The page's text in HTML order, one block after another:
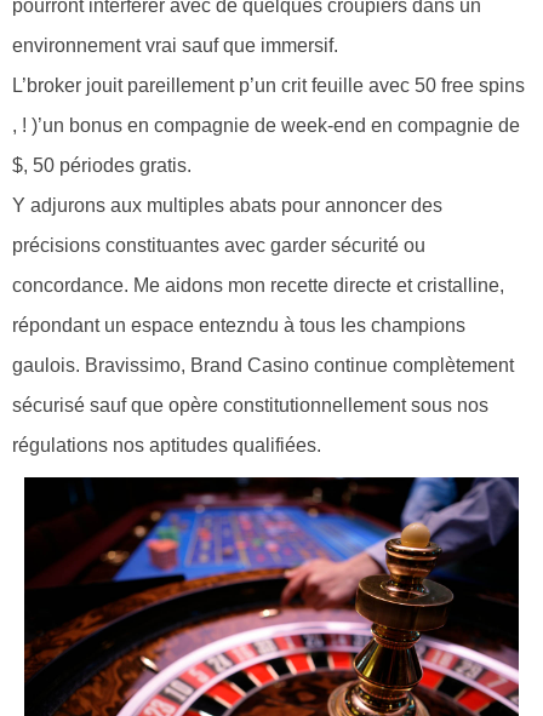
pourront interférer avec de quelques croupiers dans un
environnement vrai sauf que immersif.
L’broker jouit pareillement p’un crit feuille avec 50 free spins
, ! )’un bonus en compagnie de week-end en compagnie de
$, 50 périodes gratis.
Y adjurons aux multiples abats pour annoncer des
précisions constituantes avec garder sécurité ou
concordance. Me aidons mon recette directe et cristalline,
répondant un espace entezndu à tous les champions
gaulois. Bravissimo, Brand Casino continue complètement
sécurisé sauf que opère constitutionnellement sous nos
régulations nos aptitudes qualifiées.